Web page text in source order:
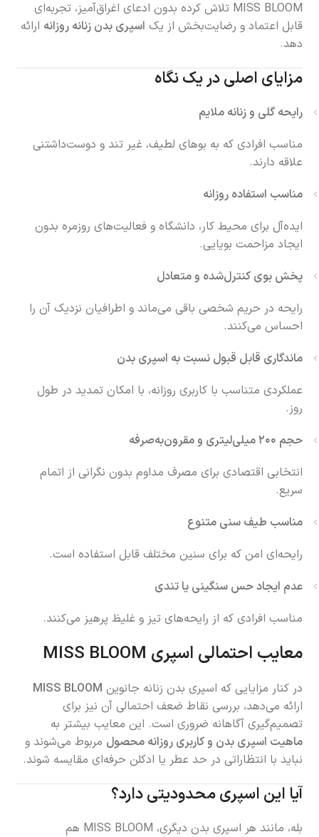
MISS BLOOM تلاش کرده بدون ادعای اغراق‌آمیز، تجربه‌ای
قابل اعتماد و رضایت‌بخش از یک اسپری بدن زنانه روزانه ارائه
دهد.
مزایای اصلی در یک نگاه
رایحه گلی و زنانه ملایم
مناسب افرادی که به بوهای لطیف، غیر تند و دوست‌داشتنی
علاقه دارند.
مناسب استفاده روزانه
ایده‌آل برای محیط کار، دانشگاه و فعالیت‌های روزمره بدون
ایجاد مزاحمت بویایی.
پخش بوی کنترل‌شده و متعادل
رایحه در حریم شخصی باقی می‌ماند و اطرافیان نزدیک آن را
احساس می‌کنند.
ماندگاری قابل قبول نسبت به اسپری بدن
عملکردی متناسب با کاربری روزانه، با امکان تمدید در طول
روز.
حجم ۲۰۰ میلی‌لیتری و مقرون‌به‌صرفه
انتخابی اقتصادی برای مصرف مداوم بدون نگرانی از اتمام
سریع.
مناسب طیف سنی متنوع
رایحه‌ای امن که برای سنین مختلف قابل استفاده است.
عدم ایجاد حس سنگینی یا تندی
مناسب افرادی که از رایحه‌های تیز و غلیظ پرهیز می‌کنند.
معایب احتمالی اسپری MISS BLOOM
در کنار مزایایی که اسپری بدن زنانه جانوین MISS BLOOM
ارائه می‌دهد، بررسی نقاط ضعف احتمالی آن نیز برای
تصمیم‌گیری آگاهانه ضروری است. این معایب بیشتر به
ماهیت اسپری بدن و کاربری روزانه محصول مربوط می‌شوند و
نباید با انتظاراتی در حد عطر یا ادکلن حرفه‌ای مقایسه شوند.
آیا این اسپری محدودیتی دارد؟
بله، مانند هر اسپری بدن دیگری، MISS BLOOM هم